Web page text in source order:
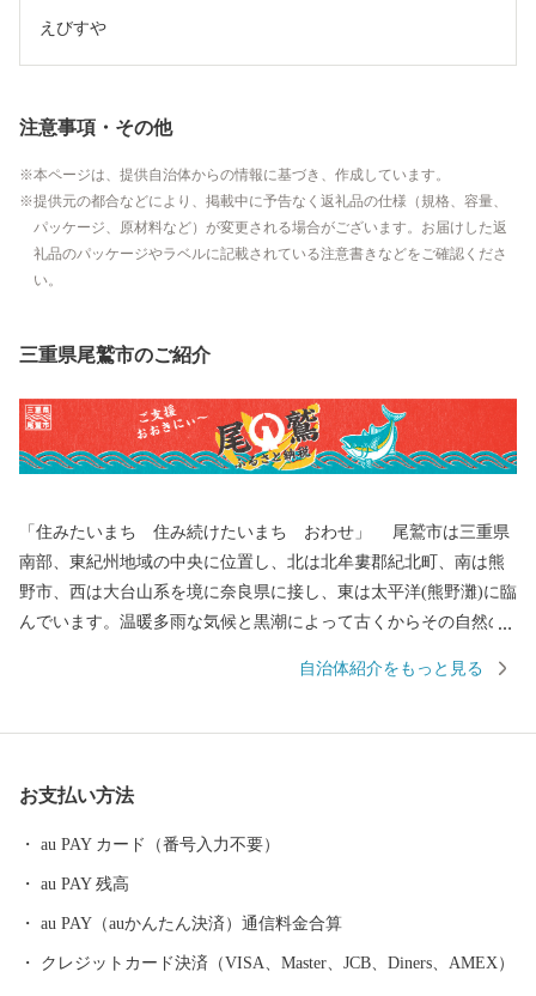
えびすや
注意事項・その他
本ページは、提供自治体からの情報に基づき、作成しています。
提供元の都合などにより、掲載中に予告なく返礼品の仕様（規格、容量、
パッケージ、原材料など）が変更される場合がございます。お届けした返
礼品のパッケージやラベルに記載されている注意書きなどをご確認くださ
い。
三重県尾鷲市のご紹介
「住みたいまち 住み続けたいまち おわせ」 尾鷲市は三重県
南部、東紀州地域の中央に位置し、北は北牟婁郡紀北町、南は熊
野市、西は大台山系を境に奈良県に接し、東は太平洋(熊野灘)に臨
んでいます。温暖多雨な気候と黒潮によって古くからその自然の
はの郷土食や伝統文化も色濃く残り、地域の人々を結ぶ懸け橋と
歴史文化を地域の資源として活用して、「住みたいまち 住み続
けたいまち おわせ」をめざし、尾鷲市の人々や尾鷲を愛する
自治体紹介をもっと見る
お支払い方法
au PAY カード（番号入力不要）
au PAY 残高
au PAY（auかんたん決済）通信料金合算
クレジットカード決済（VISA、Master、JCB、Diners、AMEX）